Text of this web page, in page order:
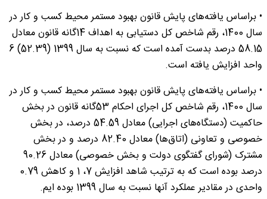
• براساس یافته‌های پایش قانون بهبود مستمر محیط کسب و کار در
سال 1400، رقم شاخص کل دستیابی به اهداف 14گانه قانون معادل
58.15 درصد بدست آمده است که نسبت به سال 1399 (52.39) 6
واحد افزایش یافته است.
• براساس یافته‌های پایش قانون بهبود مستمر محیط کسب و کار در
سال 1400، رقم شاخص کل اجرای احکام 53گانه قانون در بخش
حاکمیت (دستگاه‌های اجرایی) معادل 54.59 درصد، در بخش
خصوصی و تعاونی (اتاق‌ها) معادل 82.40 درصد و در بخش
مشترک (شورای گفتگوی دولت و بخش خصوصی) معادل 90.26
درصد بوده است که به ترتیب شاهد افزایش 7، 1 و کاهش 0.79
واحدی در مقادیر عملکرد آنها نسبت به سال 1399 بوده ایم.